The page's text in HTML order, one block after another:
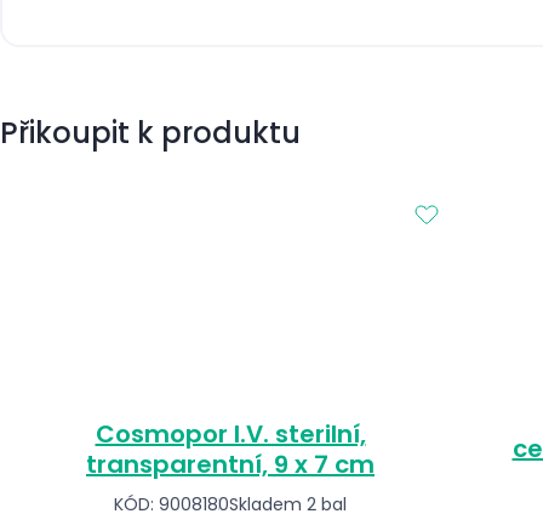
Přikoupit k produktu
Cosmopor I.V. sterilní,
transparentní, 9 x 7 cm
KÓD: 9008180Skladem 2 bal